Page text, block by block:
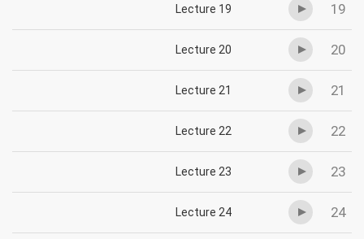
19
Lecture 19
20
Lecture 20
21
Lecture 21
22
Lecture 22
23
Lecture 23
24
Lecture 24